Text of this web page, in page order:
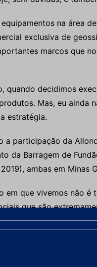
na área
exclusiva de
marcos que
quando decidimos
Mas, eu ainda
estratégia.
a participação da
da Barragem de
ambas em Minas
em que vivemos não é
que são
e alinhada ao mesmo
dos clientes, fazer